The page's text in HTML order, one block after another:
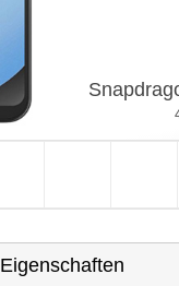
Eigenschaften